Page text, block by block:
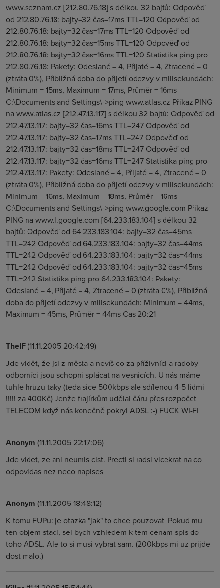
www.seznam.cz [212.80.76.18] s délkou 32 bajtů: Odpověď
od 212.80.76.18: bajty=32 čas=17ms TTL=120 Odpověď od
212.80.76.18: bajty=32 čas=17ms TTL=120 Odpověď od
212.80.76.18: bajty=32 čas=15ms TTL=120 Odpověď od
212.80.76.18: bajty=32 čas=16ms TTL=120 Statistika ping pro
212.80.76.18: Pakety: Odeslané = 4, Přijaté = 4, Ztracené = 0
(ztráta 0%), Přibližná doba do přijetí odezvy v milisekundách:
Minimum = 15ms, Maximum = 17ms, Průměr = 16ms
C:\Documents and Settings\->ping www.atlas.cz Příkaz PING
na www.atlas.cz [212.47.13.117] s délkou 32 bajtů: Odpověď od
212.47.13.117: bajty=32 čas=16ms TTL=247 Odpověď od
212.47.13.117: bajty=32 čas=17ms TTL=247 Odpověď od
212.47.13.117: bajty=32 čas=18ms TTL=247 Odpověď od
212.47.13.117: bajty=32 čas=16ms TTL=247 Statistika ping pro
212.47.13.117: Pakety: Odeslané = 4, Přijaté = 4, Ztracené = 0
(ztráta 0%), Přibližná doba do přijetí odezvy v milisekundách:
Minimum = 16ms, Maximum = 18ms, Průměr = 16ms
C:\Documents and Settings\->ping www.google.com Příkaz
PING na www.l.google.com [64.233.183.104] s délkou 32
bajtů: Odpověď od 64.233.183.104: bajty=32 čas=45ms
TTL=242 Odpověď od 64.233.183.104: bajty=32 čas=44ms
TTL=242 Odpověď od 64.233.183.104: bajty=32 čas=44ms
TTL=242 Odpověď od 64.233.183.104: bajty=32 čas=45ms
TTL=242 Statistika ping pro 64.233.183.104: Pakety:
Odeslané = 4, Přijaté = 4, Ztracené = 0 (ztráta 0%), Přibližná
doba do přijetí odezvy v milisekundách: Minimum = 44ms,
Maximum = 45ms, Průměr = 44ms Cas 20:21
TheIF(11.11.2005 20:42:49)
Jde vidět, že jsi z města a nevíš co za příživníci a radoby
odborníci jsou schopni splácat na vesnicích. U nás máme
tuhle hrůzu taky (teda sice 500kbps ale sdílenou 4-5 lidmi
!!!!! za 400Kč) Jenže frajírkům udělal čáru přes rozpočet
TELECOM když nás konečně pokryl ADSL :-) FUCK WI-FI
Anonym (11.11.2005 22:17:06)
Jde videt, ze ani neumis cist. Precti si radsi vicekrat na co
odpovidas nez neco napises
Anonym (11.11.2005 18:48:12)
K tomu FUPu: je otazka "jak" to chce pouzovat. Pokud mu
ten objem staci, sel bych vzhledem k tem cenam spis do
toho ADSL. Ale to si musi vybrat sam. (200kbps mi uz prijde
dost malo.)